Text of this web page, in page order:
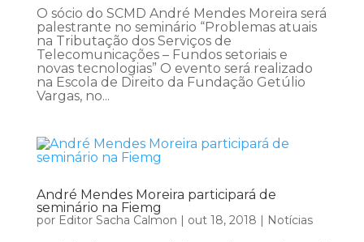
O sócio do SCMD André Mendes Moreira será
palestrante no seminário “Problemas atuais
na Tributação dos Serviços de
Telecomunicações – Fundos setoriais e
novas tecnologias” O evento será realizado
na Escola de Direito da Fundação Getúlio
Vargas, no...
André Mendes Moreira participará de
seminário na Fiemg
por Editor Sacha Calmon out 18, 2018 Notícias